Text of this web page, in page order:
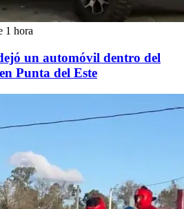
1 hora
un automóvil dentro del
Punta del Este